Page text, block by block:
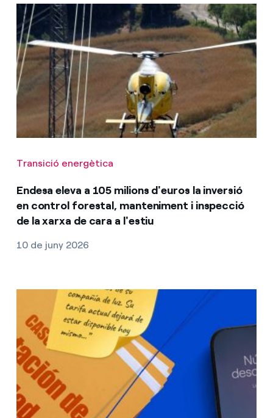
Transició energètica
Endesa eleva a 105 milions d'euros la inversió
en control forestal, manteniment i inspecció
de la xarxa de cara a l'estiu
10 de juny 2026